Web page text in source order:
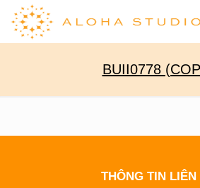
BUII0778
THÔNG TIN LIÊN